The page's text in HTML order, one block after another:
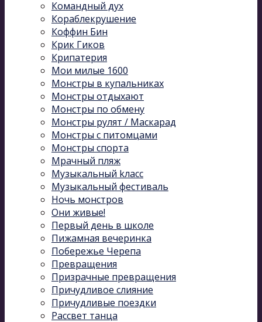
Командный дух
Кораблекрушение
Коффин Бин
Крик Гиков
Крипатерия
Мои милые 1600
Монстры в купальниках
Монстры отдыхают
Монстры по обмену
Монстры рулят / Маскарад
Монстры с питомцами
Монстры спорта
Мрачный пляж
Музыкальный kласс
Музыкальный фестиваль
Ночь монстров
Они живые!
Первый день в школе
Пижамная вечеринка
Побережье Черепа
Превращения
Призрачные превращения
Причудливое слияние
Причудливые поездки
Рассвет танца